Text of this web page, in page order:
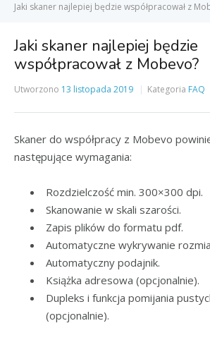
Jaki skaner najlepiej będzie współpracował z
Jaki skaner najlepiej będzie
współpracował z Mobevo?
Utworzono 13 listopada 2019 Kategoria FAQ
Skaner do współpracy z Mobevo
następujące wymagania:
Rozdzielczość min. 300×300 dpi.
Skanowanie w skali szarości.
Zapis plików do formatu pdf.
Automatyczne wykrywanie
Automatyczny podajnik.
Książka adresowa (opcjonalnie).
Dupleks i funkcja pomijania
(opcjonalnie).